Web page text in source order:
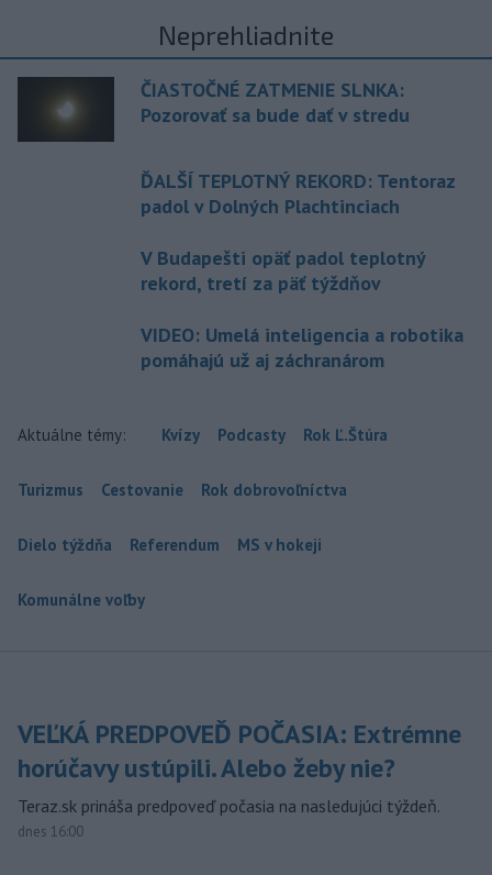
Neprehliadnite
ČIASTOČNÉ ZATMENIE SLNKA:
Pozorovať sa bude dať v stredu
ĎALŠÍ TEPLOTNÝ REKORD: Tentoraz
padol v Dolných Plachtinciach
V Budapešti opäť padol teplotný
rekord, tretí za päť týždňov
VIDEO: Umelá inteligencia a robotika
pomáhajú už aj záchranárom
Aktuálne témy: Kvízy Podcasty Rok Ľ.Štúra
Turizmus Cestovanie Rok dobrovoľníctva
Dielo týždňa Referendum MS v hokeji
Komunálne voľby
VEĽKÁ PREDPOVEĎ POČASIA: Extrémne
horúčavy ustúpili. Alebo žeby nie?
Teraz.sk prináša predpoveď počasia na nasledujúci týždeň.
dnes 16:00